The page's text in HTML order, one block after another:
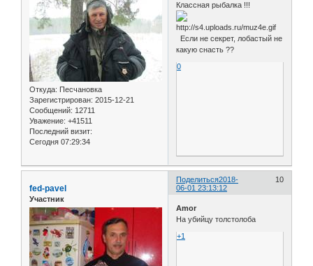
Откуда: Песчановка
Зарегистрирован: 2015-12-21
Сообщений: 12711
Уважение: +41511
Последний визит:
Сегодня 07:29:34
Классная рыбалка !!!
Если не секрет, лобастый не
какую снасть ??
0
Поделиться 10
2018-
06-01 23:13:12
fed-pavel
Участник
Amor
На убийцу толстолоба
+1